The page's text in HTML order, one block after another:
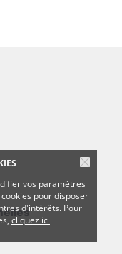
vos paramètres
pour disposer
d'intérêts. Pour
cliquez ici